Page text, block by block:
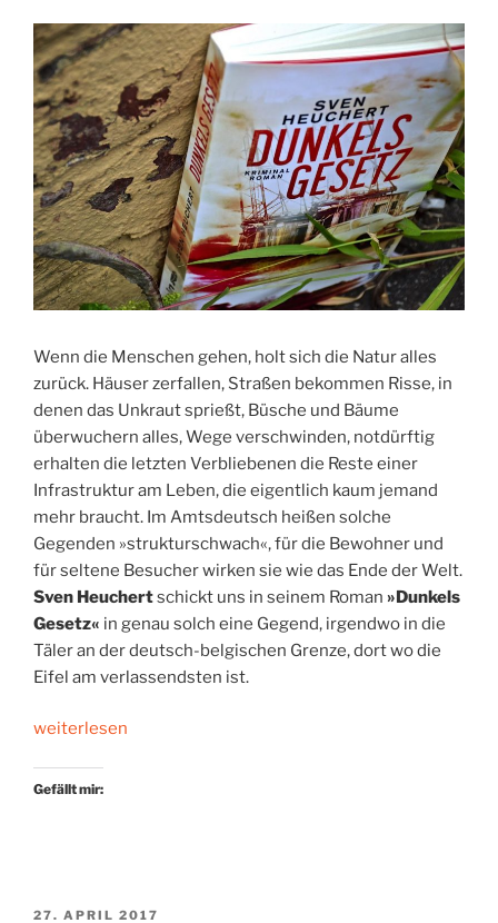
Wenn die Menschen gehen, holt sich die Natur alles
zurück. Häuser zerfallen, Straßen bekommen Risse, in
denen das Unkraut sprießt, Büsche und Bäume
überwuchern alles, Wege verschwinden, notdürftig
erhalten die letzten Verbliebenen die Reste einer
Infrastruktur am Leben, die eigentlich kaum jemand
mehr braucht. Im Amtsdeutsch heißen solche
Gegenden »strukturschwach«, für die Bewohner und
für seltene Besucher wirken sie wie das Ende der Welt.
Sven Heuchertschickt uns in seinem Roman »Dunkels
Gesetz« in genau solch eine Gegend, irgendwo in die
Täler an der deutsch-belgischen Grenze, dort wo die
Eifel am verlassendsten ist.
„Regennasse
weiterlesen
Gefällt mir:
VERÖFFENTLICHT
27. APRIL 2017